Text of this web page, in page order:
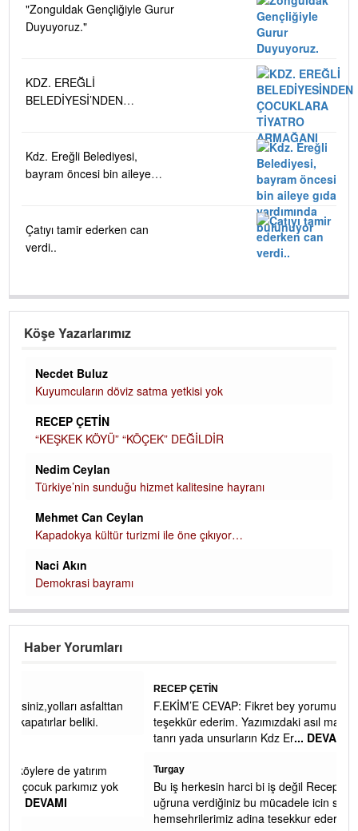
"Zonguldak Gençliğiyle Gurur
Duyuyoruz."
KDZ. EREĞLİ
BELEDİYESİ’NDEN
Kdz. Ereğli Belediyesi,
bayram öncesi bin aileye
Çatıyı tamir ederken can
verdi..
Köşe Yazarlarımız
Necdet Buluz
Kuyumcuların döviz satma yetkisi yok
RECEP ÇETİN
“KEŞKEK KÖYÜ” “KÖÇEK” DEĞİLDİR
Nedim Ceylan
Türkiye’nin sunduğu hizmet kalitesine hayranı
Mehmet Can Ceylan
Kapadokya kültür turizmi ile öne çıkıyor…
Naci Akın
Demokrasi bayramı
Haber Yorumları
F.EKİM’E CEVAP: Fikret bey yorumunuz ve ilginiz için
teşekkür ederim. Yazımızdaki asıl maksadımız, mitolojik
tanrı yada unsurların Kdz Er ... DEVAMI
Turgay
Bu iş herkesin harci bi iş değil Recep bey turk islam davasi
uğruna verdiğiniz bu mücadele icin sehrimiz ve
hemsehrilerimiz adina tesekkur ederi... DEVAMI